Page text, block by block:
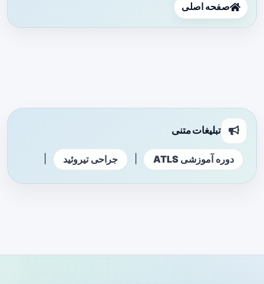
صفحه اصلی
تبلیغات متنی
دوره آموزشی ATLS جراحی تیروئید